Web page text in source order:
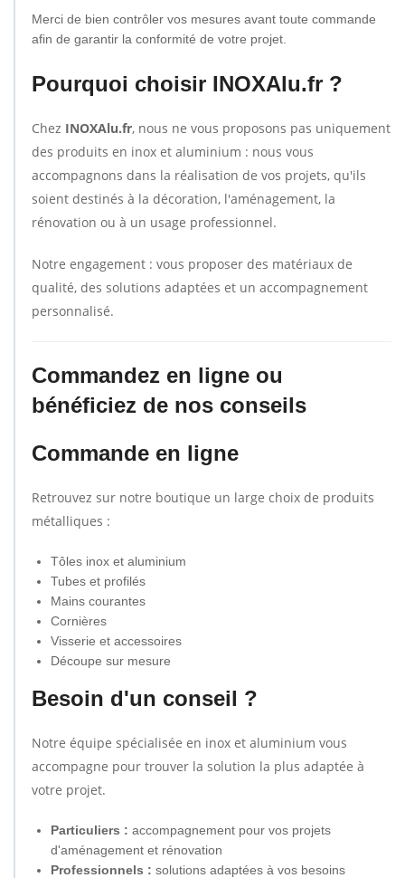
Merci de bien contrôler vos mesures avant toute commande
afin de garantir la conformité de votre projet.
Pourquoi choisir INOXAlu.fr ?
Chez INOXAlu.fr, nous ne vous proposons pas uniquement
des produits en inox et aluminium : nous vous
accompagnons dans la réalisation de vos projets, qu'ils
soient destinés à la décoration, l'aménagement, la
rénovation ou à un usage professionnel.
Notre engagement : vous proposer des matériaux de
qualité, des solutions adaptées et un accompagnement
personnalisé.
Commandez en ligne ou
bénéficiez de nos conseils
Commande en ligne
Retrouvez sur notre boutique un large choix de produits
métalliques :
Tôles inox et aluminium
Tubes et profilés
Mains courantes
Cornières
Visserie et accessoires
Découpe sur mesure
Besoin d'un conseil ?
Notre équipe spécialisée en inox et aluminium vous
accompagne pour trouver la solution la plus adaptée à
votre projet.
Particuliers : accompagnement pour vos projets
d'aménagement et rénovation
Professionnels : solutions adaptées à vos besoins